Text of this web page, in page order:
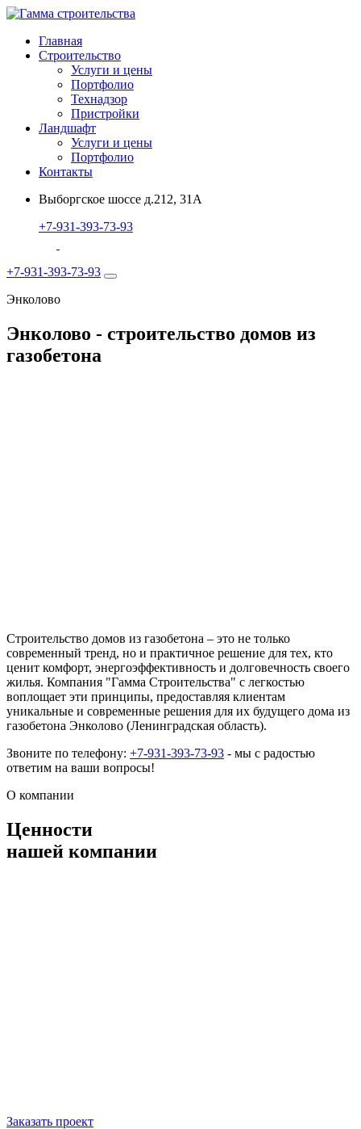
Главная
Строительство
Услуги и цены
Портфолио
Технадзор
Пристройки
Ландшафт
Услуги и цены
Портфолио
Контакты
Выборгское шоссе д.212, 31А
+7-931-393-73-93
+7-931-393-73-93
Энколово
Энколово - строительство домов из
газобетона
Строительство домов из газобетона – это не только
современный тренд, но и практичное решение для тех, кто
ценит комфорт, энергоэффективность и долговечность своего
жилья. Компания "Гамма Строительства" с легкостью
воплощает эти принципы, предоставляя клиентам
уникальные и современные решения для их будущего дома из
газобетона Энколово (Ленинградская область).
Звоните по телефону: +7-931-393-73-93 - мы с радостью
ответим на ваши вопросы!
О компании
Ценности
нашей компании
Заказать проект